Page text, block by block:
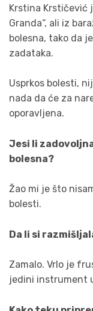
Krstina Krstičević
Granda“, ali iz
bolesna, tako da
zadataka.
Usprkos bolesti,
nada da će za
oporavljena.
Jesi li
bolesna?
Žao mi je što
bolesti.
Da li si
Zamalo. Vrlo je
jedini instrument